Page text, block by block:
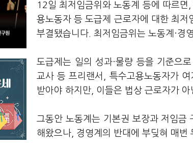
12일 최저임금위와 노동계 등에 따르
용노동자 등 도급제 근로자에 대한 최
부결됐습니다. 최저임금위는 노동계·경
도급제는 일의 성과·물량 등을 기준으
교사 등 프리랜서, 특수고용노동자가
받아야 하지만, 이들은 법상 근로자가
그동안 노동계는 기본권 보장과 저임금
해왔으나, 경영계의 반대에 부딪혀 매번